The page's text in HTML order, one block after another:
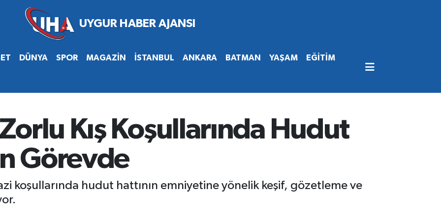
DÜNYA SPOR MAGAZİN İSTANBUL ANKARA BATMAN YAŞAM EĞİTİM
Kış Koşullarında Hudut
Görevde
koşullarında hudut hattının emniyetine yönelik keşif, gözetleme ve